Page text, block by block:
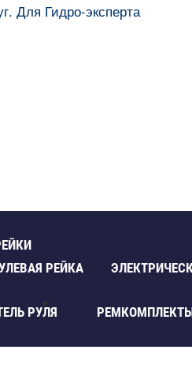
Для Гидро-эксперта
РЕЙКА
РУЛЯ